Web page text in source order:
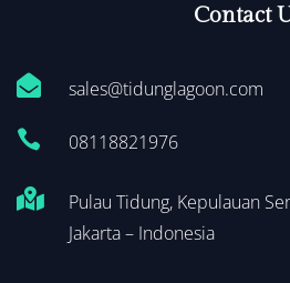
Contact
 sales@tidunglagoon.com
 08118821976

Pulau Tidung, Kepulauan
Jakarta – Indonesia